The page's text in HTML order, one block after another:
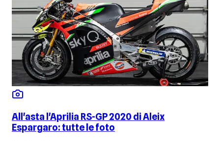
All'asta l'Aprilia RS-GP 2020 di Aleix
Espargaro: tutte le foto